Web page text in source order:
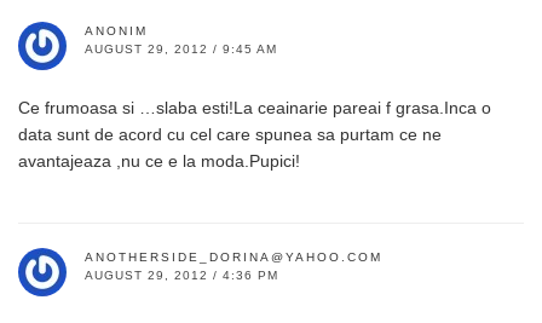
ANONIM
AUGUST 29, 2012 / 9:45 AM
Ce frumoasa si …slaba esti!La ceainarie pareai f grasa.Inca o
data sunt de acord cu cel care spunea sa purtam ce ne
avantajeaza ,nu ce e la moda.Pupici!
ANOTHERSIDE_DORINA@YAHOO.COM
AUGUST 29, 2012 / 4:36 PM